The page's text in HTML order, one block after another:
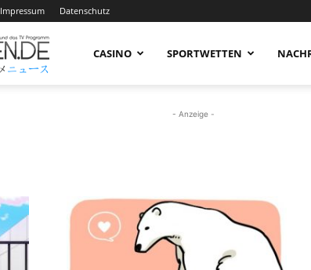
Impressum Datenschutz
AnimeNachrichten
CASINO SPORTWETTEN
- Anzeige -